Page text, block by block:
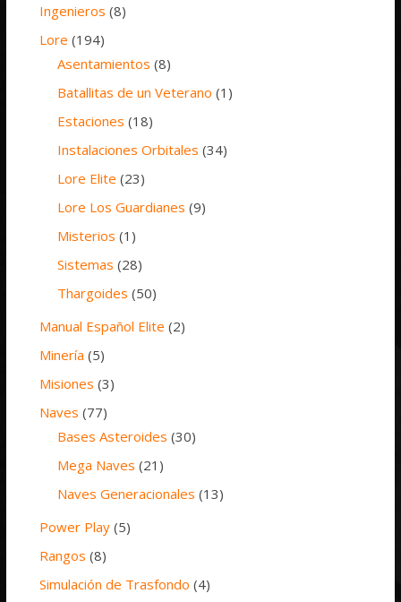
Ingenieros (8)
Lore (194)
Asentamientos (8)
Batallitas de un Veterano (1)
Estaciones (18)
Instalaciones Orbitales (34)
Lore Elite (23)
Lore Los Guardianes (9)
Misterios (1)
Sistemas (28)
Thargoides (50)
Manual Español Elite (2)
Minería (5)
Misiones (3)
Naves (77)
Bases Asteroides (30)
Mega Naves (21)
Naves Generacionales (13)
Power Play (5)
Rangos (8)
Simulación de Trasfondo (4)